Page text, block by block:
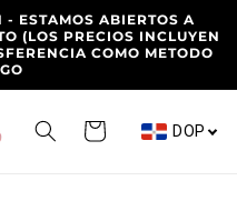
- ESTAMOS ABIERTOS A
(LOS PRECIOS INCLUYEN
COMO METODO
Carrito DOP